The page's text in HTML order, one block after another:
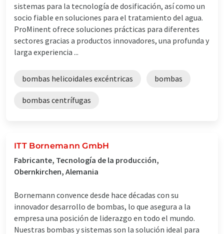
sistemas para la tecnología de dosificación, así como un
socio fiable en soluciones para el tratamiento del agua.
ProMinent ofrece soluciones prácticas para diferentes
sectores gracias a productos innovadores, una profunda y
larga experiencia ...
bombas helicoidales excéntricas bombas
bombas centrífugas
ITT Bornemann GmbH
Fabricante, Tecnología de la producción,
Obernkirchen, Alemania
Bornemann convence desde hace décadas con su
innovador desarrollo de bombas, lo que asegura a la
empresa una posición de liderazgo en todo el mundo.
Nuestras bombas y sistemas son la solución ideal para